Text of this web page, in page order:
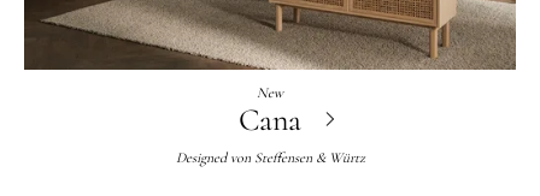
New
Cana
Designed von Steffensen & Würtz